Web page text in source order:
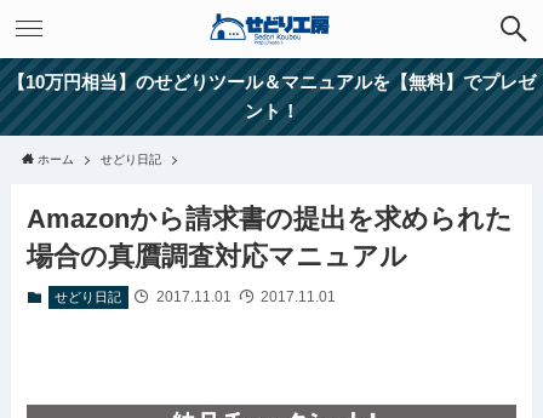
【10万円相当】のせどりツール＆マニュアルを【無料】でプレゼ
ント！
ホーム せどり日記
Amazonから請求書の提出を求められた
場合の真贋調査対応マニュアル
せどり日記 2017.11.01 2017.11.01